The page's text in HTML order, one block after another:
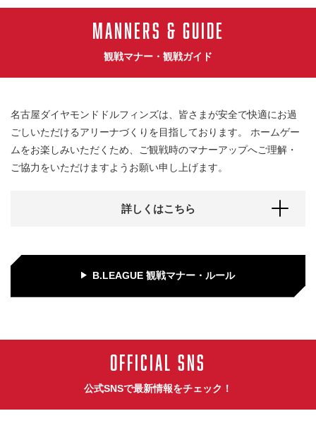
MANNERS & GUIDE
観戦マナー・観戦ガイド
名古屋ダイヤモンドドルフィンズは、皆さまが安全で快適にお過
ごしいただけるアリーナづくりを目指しております。 ホームゲー
ムをお楽しみいただくため、ご観戦時のマナーアップへご理解・
ご協力をいただけますようお願い申し上げます。
詳しくはこちら
B.LEAGUE 観戦マナー・ルール
OFFICIAL SNS
公式SNSで最新情報をチェック！